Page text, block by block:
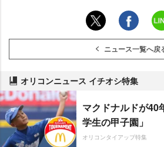
ニュース一覧へ戻
オリコンニュース イチオシ特集
マクドナルドが40
学生の甲子園」
オリコンタイアップ特集